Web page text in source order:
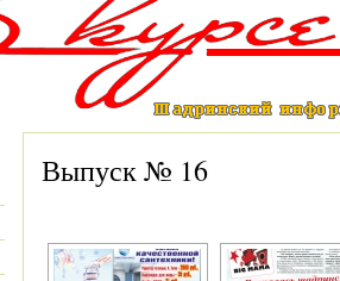
Выпуск № 16